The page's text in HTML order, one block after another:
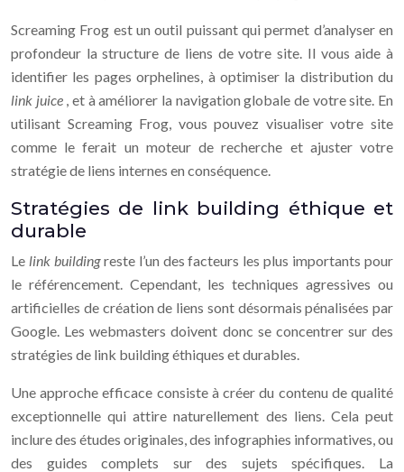
Screaming Frog est un outil puissant qui permet d’analyser en
profondeur la structure de liens de votre site. Il vous aide à
identifier les pages orphelines, à optimiser la distribution du
link juice , et à améliorer la navigation globale de votre site. En
utilisant Screaming Frog, vous pouvez visualiser votre site
comme le ferait un moteur de recherche et ajuster votre
stratégie de liens internes en conséquence.
Stratégies de link building éthique et
durable
Le link buildingreste l’un des facteurs les plus importants pour
le référencement. Cependant, les techniques agressives ou
artificielles de création de liens sont désormais pénalisées par
Google. Les webmasters doivent donc se concentrer sur des
stratégies de link building éthiques et durables.
Une approche efficace consiste à créer du contenu de qualité
exceptionnelle qui attire naturellement des liens. Cela peut
inclure des études originales, des infographies informatives, ou
des guides complets sur des sujets spécifiques. La